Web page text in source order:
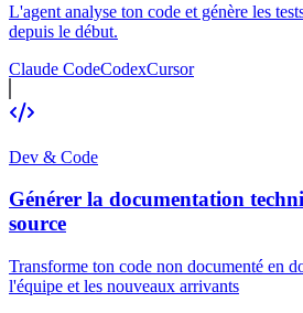
L'agent analyse ton code et génère les
depuis le début.
Claude CodeCodexCursor
Dev & Code
Générer la documentation
source
Transforme ton code non documenté en
l'équipe et les nouveaux arrivants